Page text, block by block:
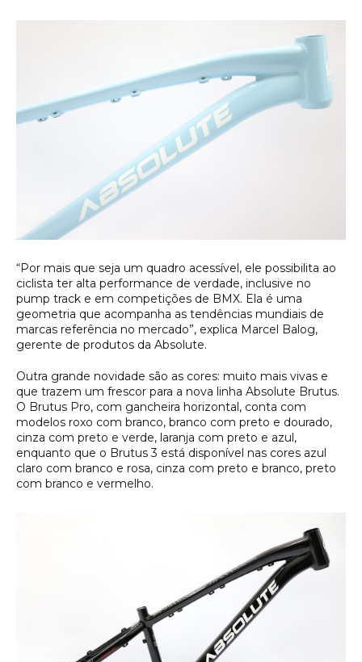
“Por mais que seja um quadro acessível, ele possibilita ao
ciclista ter alta performance de verdade, inclusive no
pump track e em competições de BMX. Ela é uma
geometria que acompanha as tendências mundiais de
marcas referência no mercado”, explica Marcel Balog,
gerente de produtos da Absolute.
Outra grande novidade são as cores: muito mais vivas e
que trazem um frescor para a nova linha Absolute Brutus.
O Brutus Pro, com gancheira horizontal, conta com
modelos roxo com branco, branco com preto e dourado,
cinza com preto e verde, laranja com preto e azul,
enquanto que o Brutus 3 está disponível nas cores azul
claro com branco e rosa, cinza com preto e branco, preto
com branco e vermelho.